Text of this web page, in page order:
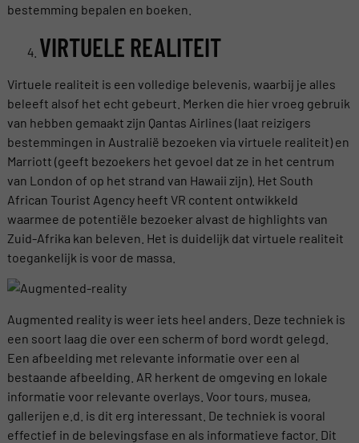
bestemming bepalen en boeken.
VIRTUELE REALITEIT
Virtuele realiteit is een volledige belevenis, waarbij je alles
beleeft alsof het echt gebeurt. Merken die hier vroeg gebruik
van hebben gemaakt zijn Qantas Airlines (laat reizigers
bestemmingen in Australië bezoeken via virtuele realiteit) en
Marriott (geeft bezoekers het gevoel dat ze in het centrum
van London of op het strand van Hawaii zijn). Het South
African Tourist Agency heeft VR content ontwikkeld
waarmee de potentiële bezoeker alvast de highlights van
Zuid-Afrika kan beleven. Het is duidelijk dat virtuele realiteit
toegankelijk is voor de massa.
Augmented reality is weer iets heel anders. Deze techniek is
een soort laag die over een scherm of bord wordt gelegd.
Een afbeelding met relevante informatie over een al
bestaande afbeelding. AR herkent de omgeving en lokale
informatie voor relevante overlays. Voor tours, musea,
gallerijen e.d. is dit erg interessant. De techniek is vooral
effectief in de belevingsfase en als informatieve factor. Dit